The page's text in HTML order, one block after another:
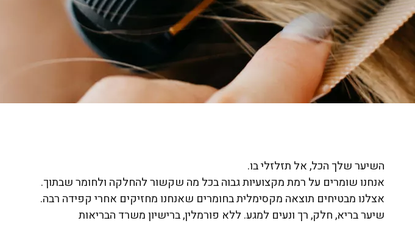
השיער שלך הכל, אל תזלזלי בו.
אנחנו שומרים על רמת מקצועיות גבוה בכל מה שקשור להחלקה ולחומר שבתוך.
אצלנו מבטיחים תוצאה מקסימלית בחומרים שאנחנו מחזיקים אחרי קפידה רבה.
שיער בריא, חלק, רך ונעים למגע. ללא פורמלין, ברישיון משרד הבריאות